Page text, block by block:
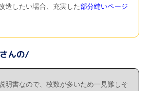
造したい場合、充実した部分縫いページ
明書なので、枚数が多いため一見難しそ